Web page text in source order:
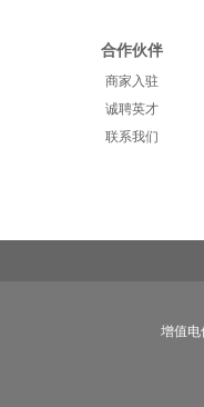
合作伙伴
商家入驻
诚聘英才
联系我们
增值电